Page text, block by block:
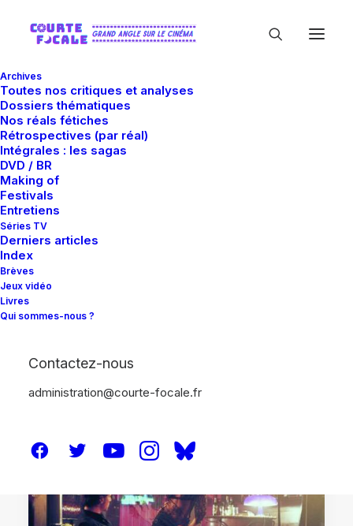
Archives
Toutes nos critiques et analyses
Dossiers thématiques
Nos réals fétiches
Rétrospectives (par réal)
Intégrales : les sagas
DVD / BR
Making of
Festivals
Entretiens
Séries TV
Derniers articles
Index
Brèves
Jeux vidéo
Livres
Qui sommes-nous ?
Contactez-nous
administration@courte-focale.fr